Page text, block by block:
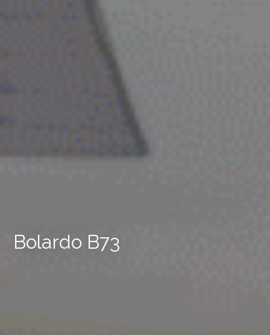
Bolardo B73